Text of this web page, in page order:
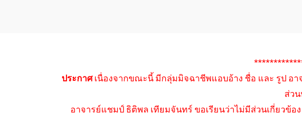
ประกาศเนื่องจากขณะนี้ มีกลุ่มมิจฉาชีพแอบอ้าง ชื่อ และ รูป อา
ส่ว
อาจารย์แชมป์ ธิติพล เทียมจันทร์ ขอเรียนว่าไม่มีส่วนเกี่ยวข้